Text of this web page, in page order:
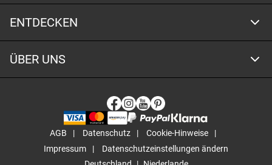
ENTDECKEN
ÜBER UNS
AGB Datenschutz
Cookie-Hinweise
Impressum
Datenschutzeinstellungen ändern